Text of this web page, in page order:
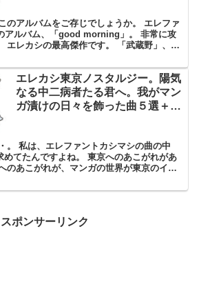
のアルバムをご存じでしょうか。 エレファ
アルバム、「good morning」。 非常に攻
エレカシの最高傑作です。 「武蔵野」、
エレカシ東京ノスタルジー。陽気
なる中二病者たる君へ。我がマン
ガ漬けの日々を飾った曲５選＋
。 私は、エレファントカシマシの曲の中
めてたんですよね。 東京へのあこがれがあ
のあこがれが、マンガの世界が東京のイメ
スポンサーリンク